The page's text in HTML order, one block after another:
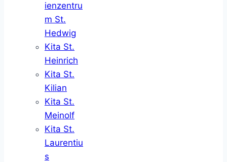
ienzentru
m St.
Hedwig
Kita St.
Heinrich
Kita St.
Kilian
Kita St.
Meinolf
Kita St.
Laurentiu
s